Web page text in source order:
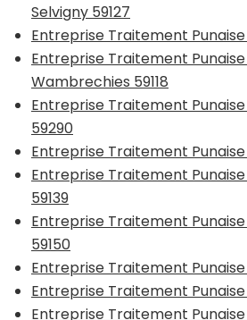
Selvigny 59127
Entreprise Traitement Punaise
Entreprise Traitement Punaise
Wambrechies 59118
Entreprise Traitement
59290
Entreprise Traitement
Entreprise Traitement
59139
Entreprise Traitement
59150
Entreprise Traitement Punaise
Entreprise Traitement Punaise
Entreprise Traitement